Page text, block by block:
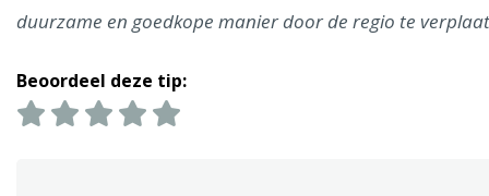
duurzame en goedkope manier door de regio te
Beoordeel deze tip: